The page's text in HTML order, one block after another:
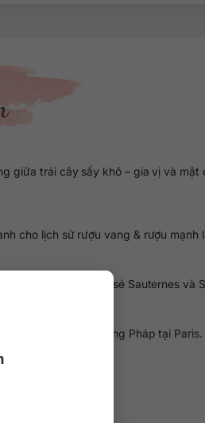
giữa trái cây sấy khô – gia vị và mật
cho lịch sử rượu vang & rượu mạnh
gồm 1er Cru Classé Sauternes và
thự của Tổng thống Pháp tại